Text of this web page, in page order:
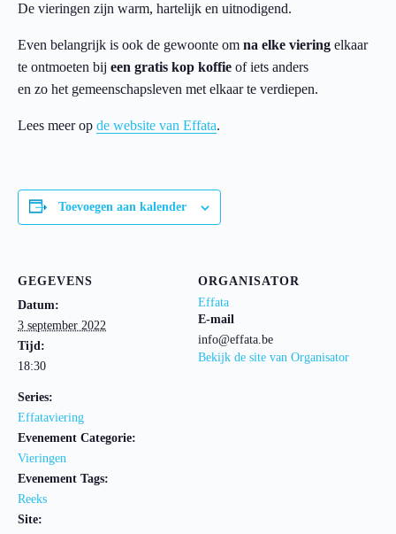
De vieringen zijn warm, hartelijk en uitnodigend.
Even belangrijk is ook de gewoonte om na elke viering elkaar
te ontmoeten bij een gratis kop koffie of iets anders
en zo het gemeenschapsleven met elkaar te verdiepen.
Lees meer op de website van Effata.
Toevoegen aan kalender
GEGEVENS
Datum:
3 september 2022
Tijd:
18:30
Series:
Effataviering
Evenement Categorie:
Vieringen
Evenement Tags:
Reeks
Site:
ORGANISATOR
Effata
E-mail
info@effata.be
Bekijk de site van Organisator